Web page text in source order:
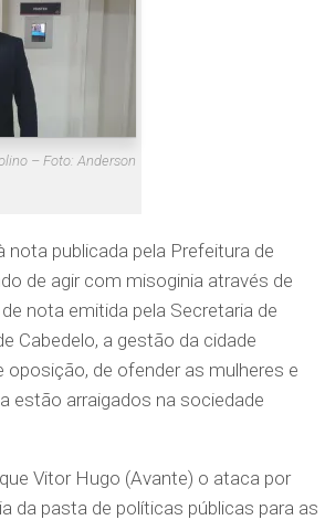
– Foto: Anderson
nota publicada pela Prefeitura de
de agir com misoginia através de
nota emitida pela Secretaria de
Cabedelo, a gestão da cidade
oposição, de ofender as mulheres e
estão arraigados na sociedade
Vitor Hugo (Avante) o ataca por
da pasta de políticas públicas para as